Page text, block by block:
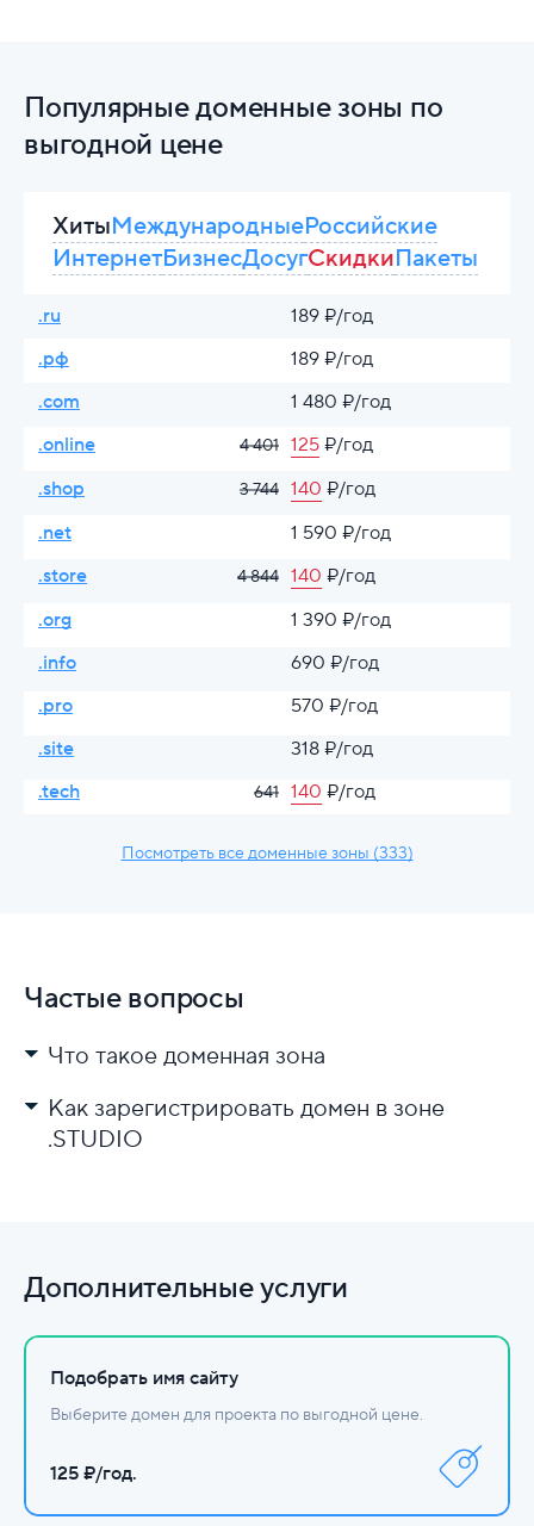
Популярные доменные зоны по
выгодной цене
ХитыМеждународныеРоссийские
ИнтернетБизнесДосугСкидкиПакеты
.ru
189 ₽/год
.рф
189 ₽/год
.com
1 480 ₽/год
.online
4 401 125 ₽/год
.shop
3 744 140 ₽/год
.net
1 590 ₽/год
.store
4 844 140 ₽/год
.org
1 390 ₽/год
.info
690 ₽/год
.pro
570 ₽/год
.site
318 ₽/год
.tech
641 140 ₽/год
Посмотреть все доменные зоны (333)
Частые вопросы
Что такое доменная зона
Как зарегистрировать домен в зоне
.STUDIO
Настройте DNS.
Дополнительные услуги
Подобрать имя сайту
Выберите домен для проекта по выгодной цене.
125 ₽/год.